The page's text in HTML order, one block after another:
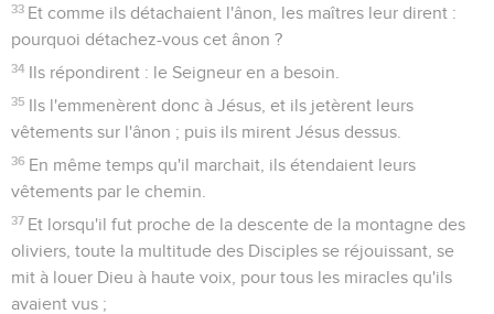
33 Et comme ils détachaient l'ânon, les maîtres leur dirent :
pourquoi détachez-vous cet ânon ?
34 Ils répondirent : le Seigneur en a besoin.
35 Ils l'emmenèrent donc à Jésus, et ils jetèrent leurs
vêtements sur l'ânon ; puis ils mirent Jésus dessus.
36 En même temps qu'il marchait, ils étendaient leurs
vêtements par le chemin.
37 Et lorsqu'il fut proche de la descente de la montagne des
oliviers, toute la multitude des Disciples se réjouissant, se
mit à louer Dieu à haute voix, pour tous les miracles qu'ils
avaient vus ;